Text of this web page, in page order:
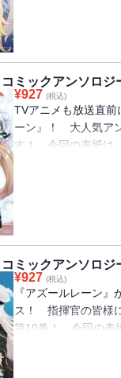
ミックアンソロジ
¥927 (税込)
TVアニメも放送直
ーン』！ 大人気ア
す！ 今回の表紙は
じみのホリ先生描
ミックアンソロジ
¥927 (税込)
『アズールレーン
ス！ 指揮官の皆様
第10巻！ 今回の表
ト：ichinomi、abae